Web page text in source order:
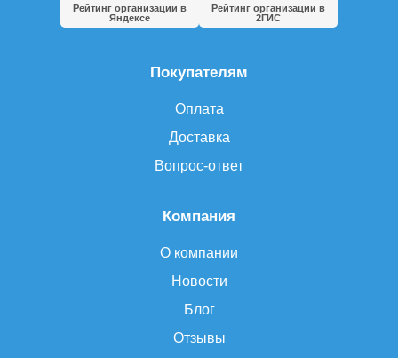
Компания
О компании
Новости
Блог
Отзывы
Покупателям
Оплата
Доставка
Вопрос-ответ
Рейтинг организации в
Яндексе
Рейтинг организации в
2ГИС